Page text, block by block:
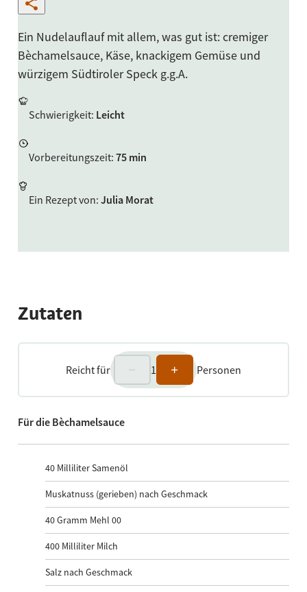
Ein Nudelauflauf mit allem, was gut ist: cremiger
Bèchamelsauce, Käse, knackigem Gemüse und
würzigem Südtiroler Speck g.g.A.
Schwierigkeit: Leicht
Vorbereitungszeit: 75 min
Ein Rezept von: Julia Morat
Zutaten
Reicht für 1 Personen
Für die Bèchamelsauce
40 Milliliter Samenöl
Muskatnuss (gerieben) nach Geschmack
40Gramm Mehl 00
400 Milliliter Milch
Salz nach Geschmack